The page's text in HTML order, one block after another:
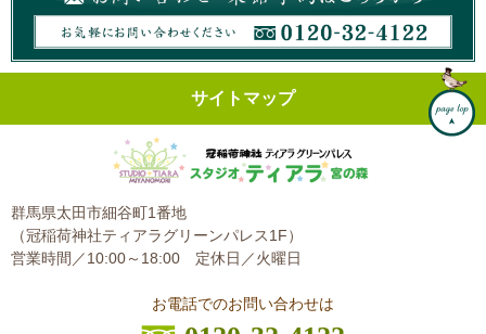
サイトマップ
群馬県太田市細谷町1番地
（冠稲荷神社ティアラグリーンパレス1F）
営業時間／10:00～18:00 定休日／火曜日
お電話でのお問い合わせは